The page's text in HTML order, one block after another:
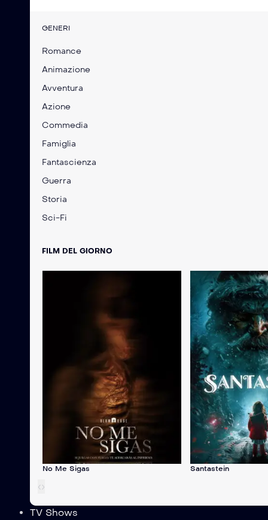
GENERI
Romance
Animazione
Avventura
Azione
Commedia
Famiglia
Fantascienza
Guerra
Storia
Sci-Fi
FILM DEL GIORNO
No Me Sigas Santastein
‹›
TV Shows